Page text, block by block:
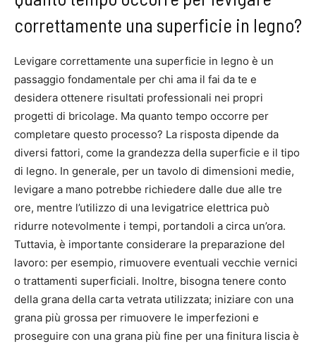
correttamente una superficie in legno?
Levigare correttamente una superficie in legno è un
passaggio fondamentale per chi ama il fai da te e
desidera ottenere risultati professionali nei propri
progetti di bricolage. Ma quanto tempo occorre per
completare questo processo? La risposta dipende da
diversi fattori, come la grandezza della superficie e il tipo
di legno. In generale, per un tavolo di dimensioni medie,
levigare a mano potrebbe richiedere dalle due alle tre
ore, mentre l’utilizzo di una levigatrice elettrica può
ridurre notevolmente i tempi, portandoli a circa un’ora.
Tuttavia, è importante considerare la preparazione del
lavoro: per esempio, rimuovere eventuali vecchie vernici
o trattamenti superficiali. Inoltre, bisogna tenere conto
della grana della carta vetrata utilizzata; iniziare con una
grana più grossa per rimuovere le imperfezioni e
proseguire con una grana più fine per una finitura liscia è